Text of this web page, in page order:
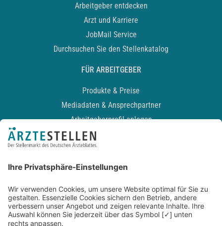
Arbeitgeber entdecken
Arzt und Karriere
JobMail Service
Durchsuchen Sie den Stellenkatalog
FÜR ARBEITGEBER
Produkte & Preise
Mediadaten & Ansprechpartner
Arbeitgeberprofil anlegen
Recruiting-Podcast
Kontakt
Datenschutz
Newsletter